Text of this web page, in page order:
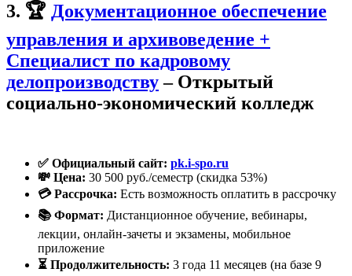
3. 🏆 Документационное обеспечение
управления и архивоведение +
Специалист по кадровому
делопроизводству– Открытый
социально-экономический колледж
✅ Официальный сайт: pk.i-spo.ru
💸 Цена: 30 500 руб./семестр (скидка 53%)
💳 Рассрочка: Есть возможность оплатить в рассрочку
📚 Формат: Дистанционное обучение, вебинары,
лекции, онлайн-зачеты и экзамены, мобильное
приложение
⏳ Продолжительность: 3 года 11 месяцев (на базе 9